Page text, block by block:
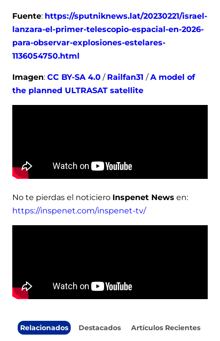
Fuente: https://sputniknews.lat/20230221/israel-
lanzara-el-primer-telescopio-espacial-en-2026-
para-observar-explosiones-estelares-
1136054750.html
Imagen: CC BY-SA 4.0 / Railfan31 /A model of
the planned ULTRASAT satellite
No te pierdas el noticiero Inspenet News en:
https://inspenet.com/inspenet-tv/
Relacionados Destacados Artículos Recientes